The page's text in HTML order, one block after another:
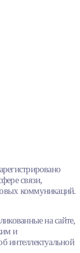
связи,
коммуникаций.
на сайте,
и
интеллектуальной